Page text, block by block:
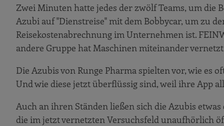
Zwei Minuten hatte jedes der zwölf Teams, um die
Azubi auf "Dienstreise" mit dem Bobbycar, um zu
Reisekostenabrechnung im Unternehmen ist.
andere Gruppe hat Maschinen miteinander
Die Azubis von Runge Pharma spielten vor, wie es
Und wie diese jetzt überflüssig sind, weil ihre App
Auch an ihren Ständen ließen sich die Azubis
die im jetzt vernetzten Versuchsfeld unaufhörlich